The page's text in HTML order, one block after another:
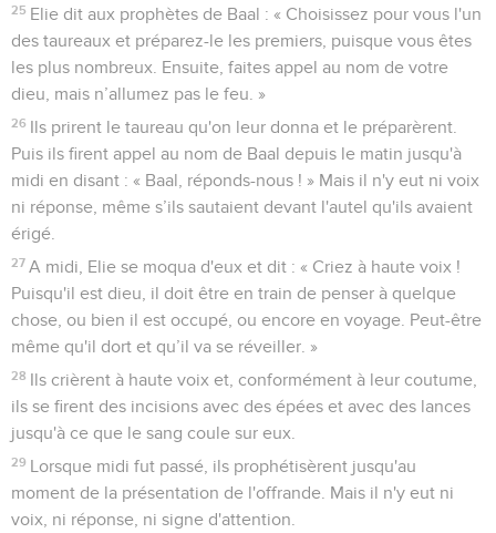
25 Elie dit aux prophètes de Baal : « Choisissez pour vous l'un
des taureaux et préparez-le les premiers, puisque vous êtes
les plus nombreux. Ensuite, faites appel au nom de votre
dieu, mais n’allumez pas le feu. »
26 Ils prirent le taureau qu'on leur donna et le préparèrent.
Puis ils firent appel au nom de Baal depuis le matin jusqu'à
midi en disant : « Baal, réponds-nous ! » Mais il n'y eut ni voix
ni réponse, même s’ils sautaient devant l'autel qu'ils avaient
érigé.
27 A midi, Elie se moqua d'eux et dit : « Criez à haute voix !
Puisqu'il est dieu, il doit être en train de penser à quelque
chose, ou bien il est occupé, ou encore en voyage. Peut-être
même qu'il dort et qu’il va se réveiller. »
28 Ils crièrent à haute voix et, conformément à leur coutume,
ils se firent des incisions avec des épées et avec des lances
jusqu'à ce que le sang coule sur eux.
29 Lorsque midi fut passé, ils prophétisèrent jusqu'au
moment de la présentation de l'offrande. Mais il n'y eut ni
voix, ni réponse, ni signe d'attention.